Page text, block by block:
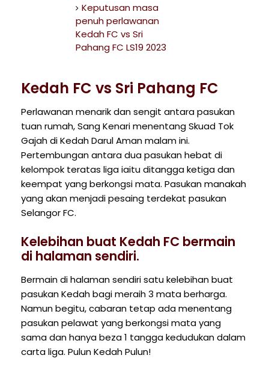
Keputusan masa
penuh perlawanan
Kedah FC vs Sri
Pahang FC LS19 2023
Kedah FC vs Sri Pahang FC
Perlawanan menarik dan sengit antara pasukan
tuan rumah, Sang Kenari menentang Skuad Tok
Gajah di Kedah Darul Aman malam ini.
Pertembungan antara dua pasukan hebat di
kelompok teratas liga iaitu ditangga ketiga dan
keempat yang berkongsi mata. Pasukan manakah
yang akan menjadi pesaing terdekat pasukan
Selangor FC.
Kelebihan buat Kedah FC bermain
di halaman sendiri.
Bermain di halaman sendiri satu kelebihan buat
pasukan Kedah bagi meraih 3 mata berharga.
Namun begitu, cabaran tetap ada menentang
pasukan pelawat yang berkongsi mata yang
sama dan hanya beza 1 tangga kedudukan dalam
carta liga. Pulun Kedah Pulun!